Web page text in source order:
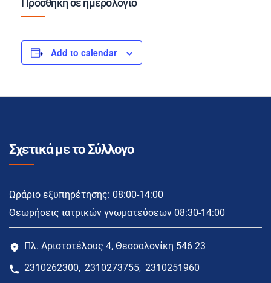
Προσθήκη σε ημερολόγιο
Add to calendar
Σχετικά με το Σύλλογο
Ωράριο εξυπηρέτησης: 08:00-14:00
Θεωρήσεις ιατρικών γνωματεύσεων 08:30-14:00
Πλ. Αριστοτέλους 4, Θεσσαλονίκη 546 23
2310262300, 2310273755, 2310251960